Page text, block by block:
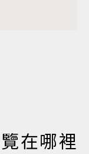
在哪裡